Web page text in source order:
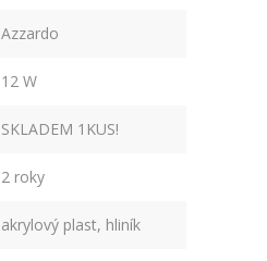
Azzardo
12 W
SKLADEM 1KUS!
2 roky
akrylový plast, hliník